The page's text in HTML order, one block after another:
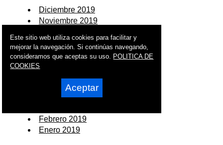
Diciembre 2019
Noviembre 2019
Septiembre 2019
Agosto 2019
Julio 2019
Mayo 2019
Abril 2019
Febrero 2019
Enero 2019
Este sitio web utiliza cookies para facilitar y
mejorar la navegación. Si continúas navegando,
consideramos que aceptas su uso. POLITICA DE
COOKIES
Aceptar